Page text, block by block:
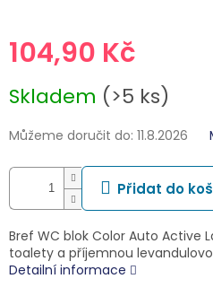
104,90 Kč
cena:
Skladem (>5 ks)
Můžeme doručit do: 11.8.2026
Přidat do
Bref WC blok Color Auto Active
toalety a příjemnou
Detailní informace